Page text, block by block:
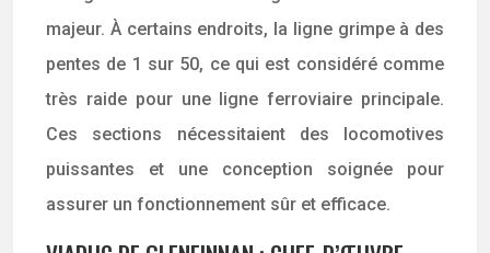
majeur. À certains endroits, la ligne grimpe à des
pentes de 1 sur 50, ce qui est considéré comme
très raide pour une ligne ferroviaire principale.
Ces sections nécessitaient des locomotives
puissantes et une conception soignée pour
assurer un fonctionnement sûr et efficace.